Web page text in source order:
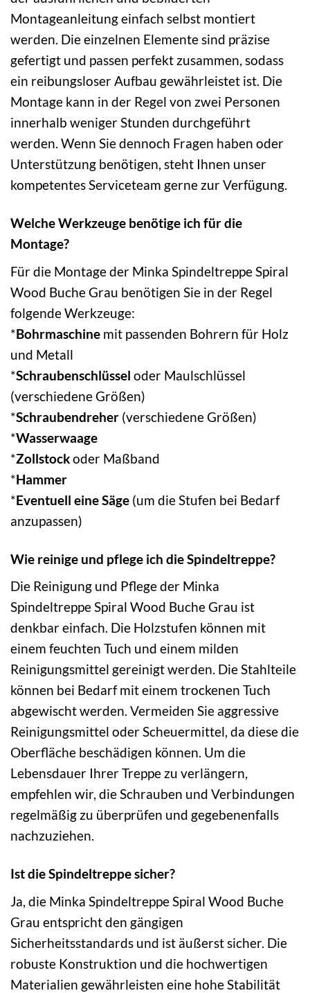
Montageanleitung einfach selbst montiert
werden. Die einzelnen Elemente sind präzise
gefertigt und passen perfekt zusammen, sodass
ein reibungsloser Aufbau gewährleistet ist. Die
Montage kann in der Regel von zwei Personen
innerhalb weniger Stunden durchgeführt
werden. Wenn Sie dennoch Fragen haben oder
Unterstützung benötigen, steht Ihnen unser
kompetentes Serviceteam gerne zur Verfügung.
Welche Werkzeuge benötige ich für die
Montage?
Für die Montage der Minka Spindeltreppe Spiral
Wood Buche Grau benötigen Sie in der Regel
folgende Werkzeuge:
*Bohrmaschine mit passenden Bohrern für Holz
und Metall
*Schraubenschlüssel oder Maulschlüssel
(verschiedene Größen)
*Schraubendreher (verschiedene Größen)
*Wasserwaage
*Zollstockoder Maßband
*Hammer
*Eventuell eine Säge (um die Stufen bei Bedarf
anzupassen)
Wie reinige und pflege ich die Spindeltreppe?
Die Reinigung und Pflege der Minka
Spindeltreppe Spiral Wood Buche Grau ist
denkbar einfach. Die Holzstufen können mit
einem feuchten Tuch und einem milden
Reinigungsmittel gereinigt werden. Die Stahlteile
können bei Bedarf mit einem trockenen Tuch
abgewischt werden. Vermeiden Sie aggressive
Reinigungsmittel oder Scheuermittel, da diese die
Oberfläche beschädigen können. Um die
Lebensdauer Ihrer Treppe zu verlängern,
empfehlen wir, die Schrauben und Verbindungen
regelmäßig zu überprüfen und gegebenenfalls
nachzuziehen.
Ist die Spindeltreppe sicher?
Ja, die Minka Spindeltreppe Spiral Wood Buche
Grau entspricht den gängigen
Sicherheitsstandards und ist äußerst sicher. Die
robuste Konstruktion und die hochwertigen
Materialien gewährleisten eine hohe Stabilität